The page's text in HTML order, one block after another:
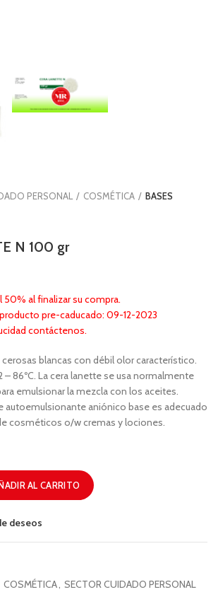
PERSONAL COSMÉTICA BASES
N 100 gr
50% al finalizar su compra.
pre-caducado: 09-12-2023
contáctenos.
blancas con débil olor característico.
86ºC. La cera lanette se usa normalmente
emulsionar la mezcla con los aceites.
autoemulsionante aniónico base es adecuado
cosméticos o/w cremas y lociones.
AL CARRITO
deseos
COSMÉTICA, SECTOR CUIDADO PERSONAL